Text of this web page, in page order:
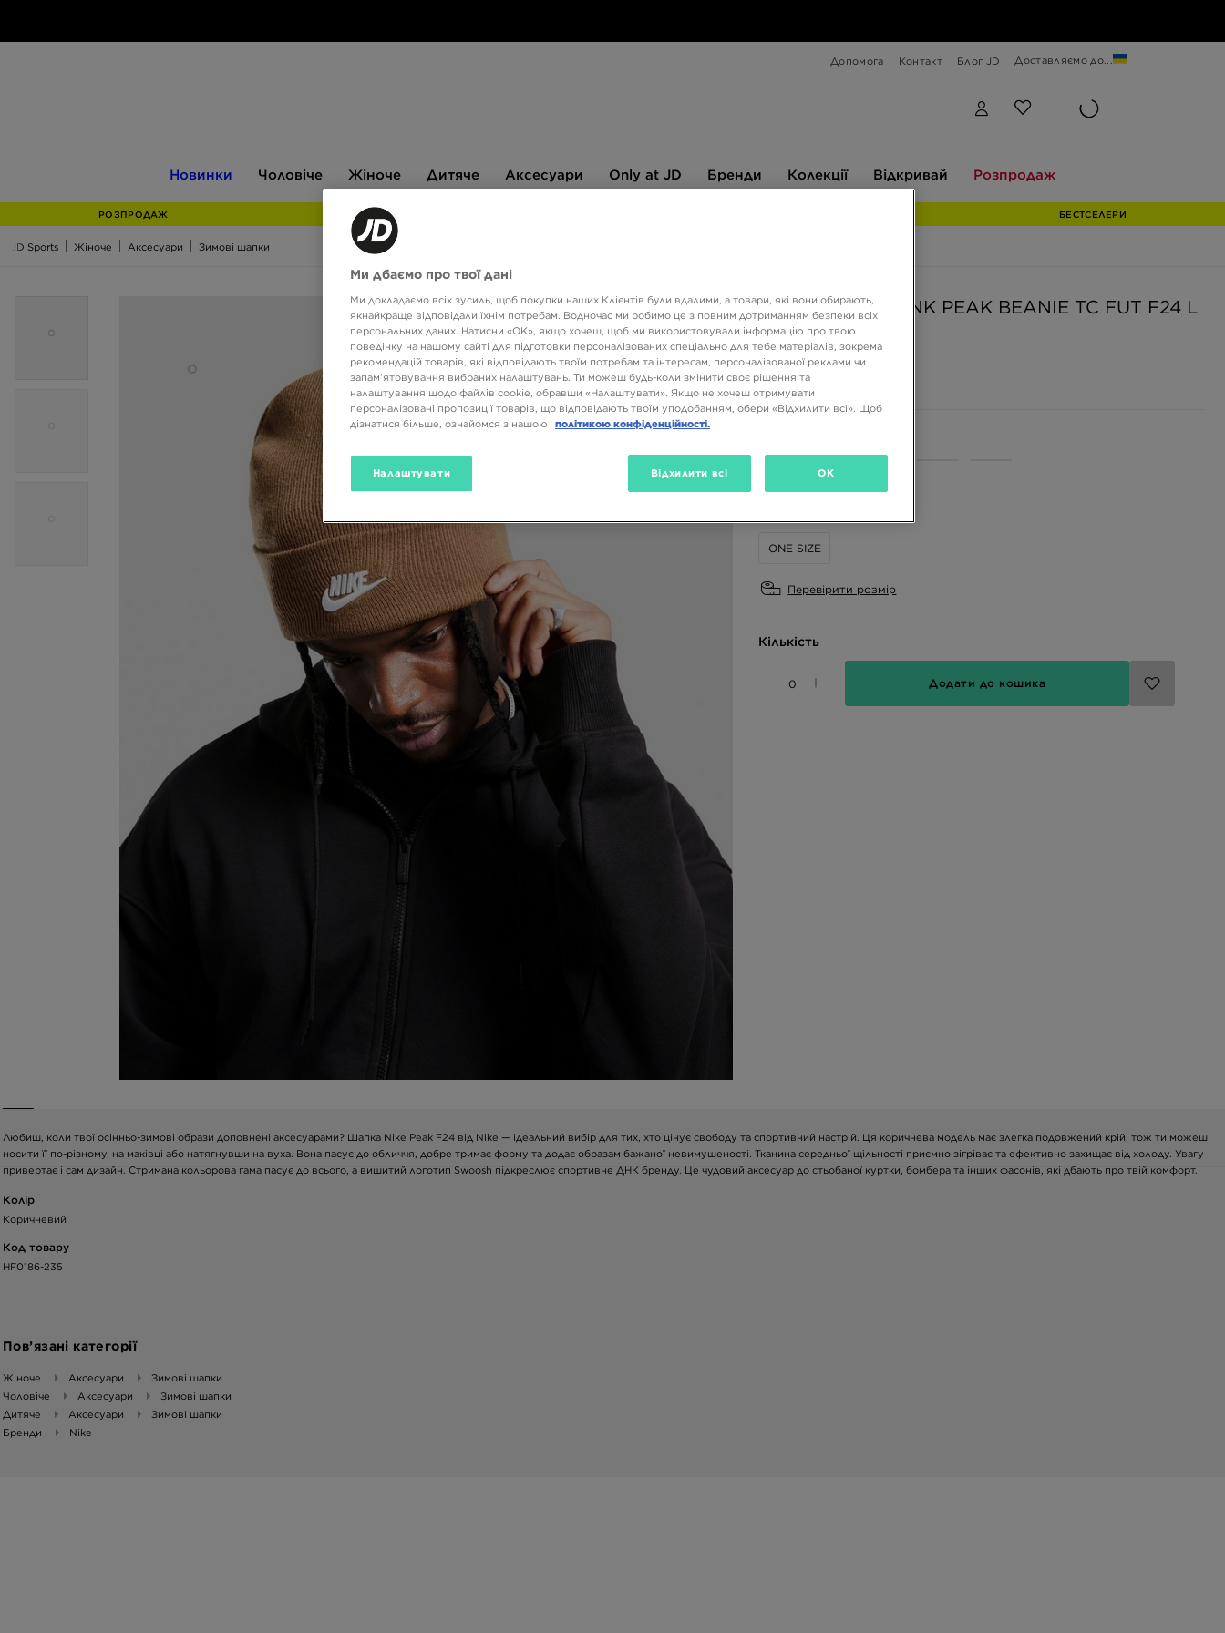
Допомога Контакт Блог JD Доставляємо до...
Новинки Чоловіче Жіноче Дитяче Аксесуари Only at JD Бренди Колекції Відкривай Розпродаж
РОЗПРОДАЖ БЕСТСЕЛЕРИ
JD Sports Жіноче Аксесуари Зимові шапки
NIKE ШАПКА U NK PEAK BEANIE TC FUT F24 L
1299 ГРН
ONE SIZE
Перевірити розмір
Кількість
Додати до кошика
Любиш, коли твої осінньо-зимові образи доповнені аксесуарами? Шапка Nike Peak F24 від Nike — ідеальний вибір для тих, хто цінує свободу та спортивний настрій. Ця коричнева модель має злегка подовжений крій, тож ти можеш
носити її по-різному, на маківці або натягнувши на вуха. Вона пасує до обличчя, добре тримає форму та додає образам бажаної невимушеності. Тканина середньої щільності приємно зігріває та ефективно захищає від холоду. Увагу
привертає і сам дизайн. Стримана кольорова гама пасує до всього, а вишитий логотип Swoosh підкреслює спортивне ДНК бренду. Це чудовий аксесуар до стьобаної куртки, бомбера та інших фасонів, які дбають про твій комфорт.
Колір
Коричневий
Код товару
HF0186-235
Пов’язані категорії
Жіноче Аксесуари
Зимові шапки
Чоловіче
Аксесуари
Зимові шапки
Дитяче
Аксесуари
Зимові шапки
Бренди
Nike
Ми дбаємо про твої дані
Ми докладаємо всіх зусиль, щоб покупки наших Клієнтів були вдалими, а товари, які вони обирають,
якнайкраще відповідали їхнім потребам. Водночас ми робимо це з повним дотриманням безпеки всіх
персональних даних. Натисни «OK», якщо хочеш, щоб ми використовували інформацію про твою
поведінку на нашому сайті для підготовки персоналізованих спеціально для тебе матеріалів, зокрема
рекомендацій товарів, які відповідають твоїм потребам та інтересам, персоналізованої реклами чи
запам’ятовування вибраних налаштувань. Ти можеш будь-коли змінити своє рішення та
налаштування щодо файлів cookie, обравши «Налаштувати». Якщо не хочеш отримувати
персоналізовані пропозиції товарів, що відповідають твоїм уподобанням, обери «Відхилити всі». Щоб
дізнатися більше, ознайомся з нашою
політикою конфіденційності.
Налаштувати Відхилити всі OK